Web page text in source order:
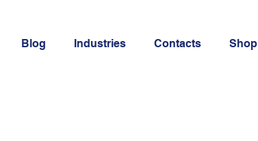
Blog Industries Contacts Shop